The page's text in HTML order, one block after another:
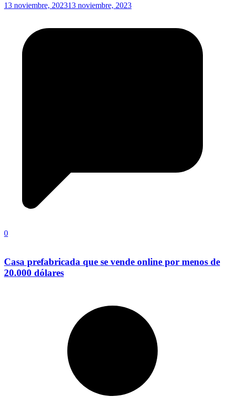
13 noviembre, 202313 noviembre, 2023
0
Casa prefabricada que se vende online por menos de
20.000 dólares